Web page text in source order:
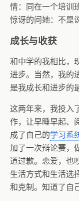
情：同在一个培训
惊讶的问她：不是
成长与收获
和中学的我相比，
进步。当然，我的
是我成长和进步的
这两年来，我投入
作，让早睡早起、
成了自己的学习系
加了一次辩论赛，
道过歉。恋爱，也
生活方式和生活选
和克制。知道了自